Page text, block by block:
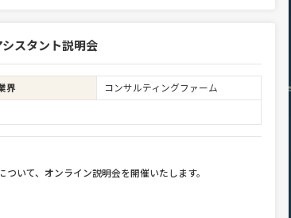
スタント説明会
界
コンサルティングファーム
いて、オンライン説明会を開催いたします。